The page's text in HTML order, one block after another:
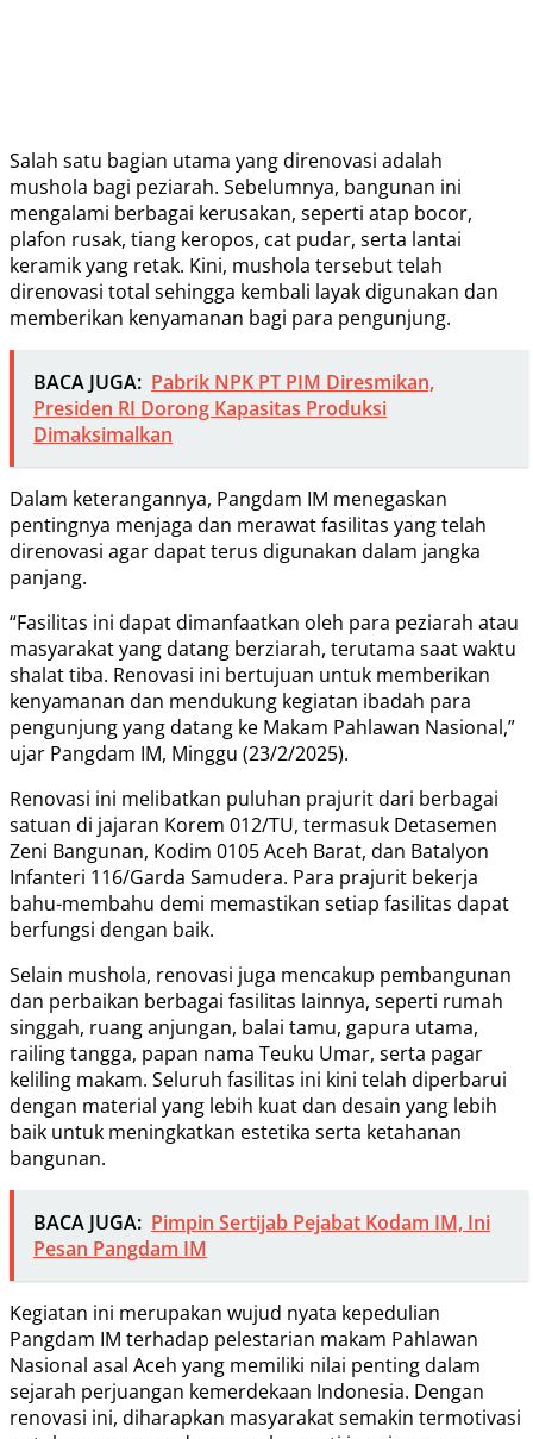
Salah satu bagian utama yang direnovasi adalah
mushola bagi peziarah. Sebelumnya, bangunan ini
mengalami berbagai kerusakan, seperti atap bocor,
plafon rusak, tiang keropos, cat pudar, serta lantai
keramik yang retak. Kini, mushola tersebut telah
direnovasi total sehingga kembali layak digunakan dan
memberikan kenyamanan bagi para pengunjung.
BACA JUGA: Pabrik NPK PT PIM Diresmikan,
Presiden RI Dorong Kapasitas Produksi
Dimaksimalkan
Dalam keterangannya, Pangdam IM menegaskan
pentingnya menjaga dan merawat fasilitas yang telah
direnovasi agar dapat terus digunakan dalam jangka
panjang.
“Fasilitas ini dapat dimanfaatkan oleh para peziarah atau
masyarakat yang datang berziarah, terutama saat waktu
shalat tiba. Renovasi ini bertujuan untuk memberikan
kenyamanan dan mendukung kegiatan ibadah para
pengunjung yang datang ke Makam Pahlawan Nasional,”
ujar Pangdam IM, Minggu (23/2/2025).
Renovasi ini melibatkan puluhan prajurit dari berbagai
satuan di jajaran Korem 012/TU, termasuk Detasemen
Zeni Bangunan, Kodim 0105 Aceh Barat, dan Batalyon
Infanteri 116/Garda Samudera. Para prajurit bekerja
bahu-membahu demi memastikan setiap fasilitas dapat
berfungsi dengan baik.
Selain mushola, renovasi juga mencakup pembangunan
dan perbaikan berbagai fasilitas lainnya, seperti rumah
singgah, ruang anjungan, balai tamu, gapura utama,
railing tangga, papan nama Teuku Umar, serta pagar
keliling makam. Seluruh fasilitas ini kini telah diperbarui
dengan material yang lebih kuat dan desain yang lebih
baik untuk meningkatkan estetika serta ketahanan
bangunan.
BACA JUGA: Pimpin Sertijab Pejabat Kodam IM, Ini
Pesan Pangdam IM
Kegiatan ini merupakan wujud nyata kepedulian
Pangdam IM terhadap pelestarian makam Pahlawan
Nasional asal Aceh yang memiliki nilai penting dalam
sejarah perjuangan kemerdekaan Indonesia. Dengan
renovasi ini, diharapkan masyarakat semakin termotivasi